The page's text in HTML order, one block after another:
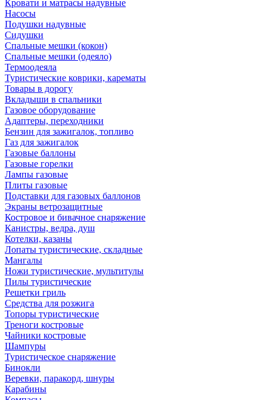
Кровати и матрасы надувные
Насосы
Подушки надувные
Сидушки
Спальные мешки (кокон)
Спальные мешки (одеяло)
Термоодеяла
Туристические коврики, карематы
Товары в дорогу
Вкладыши в спальники
Газовое оборудование
Адаптеры, переходники
Бензин для зажигалок, топливо
Газ для зажигалок
Газовые баллоны
Газовые горелки
Лампы газовые
Плиты газовые
Подставки для газовых баллонов
Экраны ветрозащитные
Костровое и бивачное снаряжение
Канистры, ведра, душ
Котелки, казаны
Лопаты туристические, складные
Мангалы
Ножи туристические, мультитулы
Пилы туристические
Решетки гриль
Средства для розжига
Топоры туристические
Треноги костровые
Чайники костровые
Шампуры
Туристическое снаряжение
Бинокли
Веревки, паракорд, шнуры
Карабины